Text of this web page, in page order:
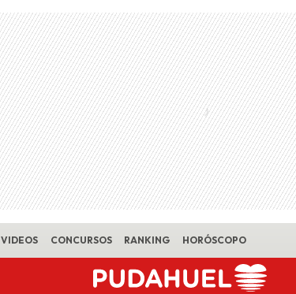
VIDEOS CONCURSOS RANKING HORÓSCOPO